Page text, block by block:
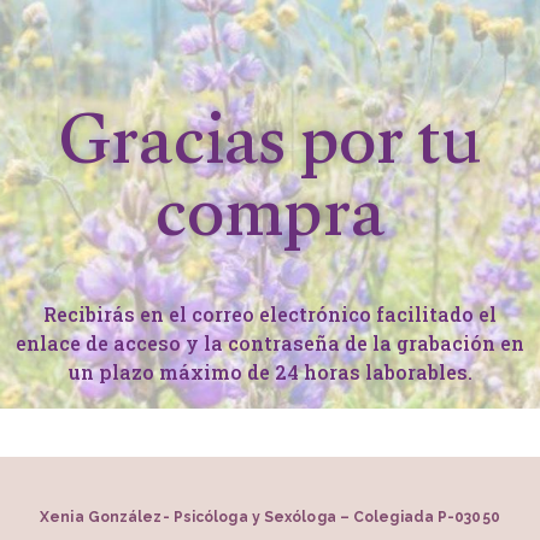
Gracias por tu
compra
Recibirás en el correo electrónico facilitado el
enlace de acceso y la contraseña de la grabación en
un plazo máximo de 24 horas laborables.
Xenia González- Psicóloga y Sexóloga – Colegiada P-03050